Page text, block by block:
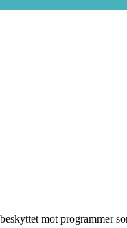
mot programmer